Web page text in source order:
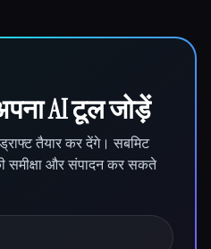
AI टूल जोड़ें
तैयार कर देंगे। सबमिट
और संपादन कर सकते